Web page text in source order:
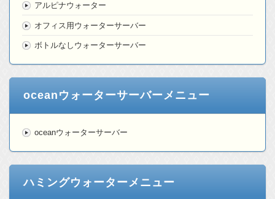
アルピナウォーター
オフィス用ウォーターサーバー
ボトルなしウォーターサーバー
oceanウォーターサーバーメニュー
oceanウォーターサーバー
ハミングウォーターメニュー